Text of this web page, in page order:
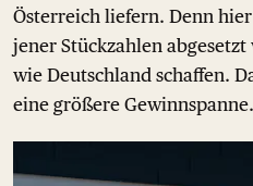
Österreich liefern. Denn
jener Stückzahlen
wie Deutschland schaffen.
eine größere Gewinnspanne.